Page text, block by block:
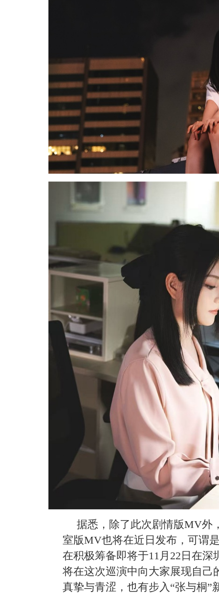
据悉，除了此次剧情版MV外
室版MV也将在近日发布，可谓
在积极筹备即将于11月22日在
将在这次巡演中向大家展现自
真挚与青涩，也有步入“张与桐